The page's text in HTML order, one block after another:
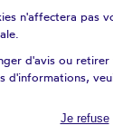
n'affectera pas
d'avis ou
d'informations,
Je refuse